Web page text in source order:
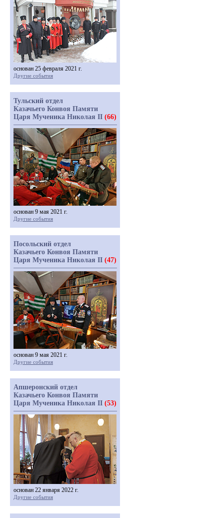
основан 25 февраля 2021 г.
Другие события
Тульский отдел
Казачьего Конвоя Памяти
Царя Мученика Николая II (66)
основан 9 мая 2021 г.
Другие события
Посольский отдел
Казачьего Конвоя Памяти
Царя Мученика Николая II (47)
основан 9 мая 2021 г.
Другие события
Апшеронский отдел
Казачьего Конвоя Памяти
Царя Мученика Николая II (53)
основан 22 января 2022 г.
Другие события